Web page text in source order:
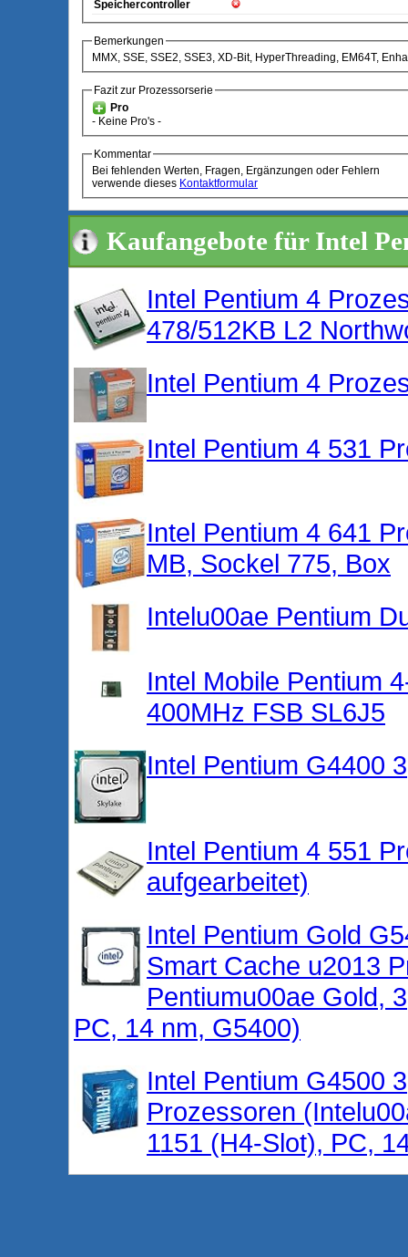
Speichercontroller
Bemerkungen
MMX, SSE, SSE2, SSE3, XD-Bit, HyperThreading, EM64T,
Fazit zur Prozessorserie
Pro
- Keine Pro's -
Kommentar
Bei fehlenden Werten, Fragen, Ergänzungen oder Fehlern
verwende dieses Kontaktformular
Kaufangebote für Intel
Intel Pentium 4
478/512KB L2
Intel Pentium 4
Intel Pentium 4 531
Intel Pentium 4 641
MB, Sockel 775, Box
Intelu00ae Pentium
Intel Mobile Pentium
400MHz FSB SL6J5
Intel Pentium G4400
Intel Pentium 4 551
aufgearbeitet)
Intel Pentium Gold
Smart Cache u2013
Pentiumu00ae Gold,
PC, 14 nm, G5400)
Intel Pentium G4500
Prozessoren
1151 (H4-Slot), PC,